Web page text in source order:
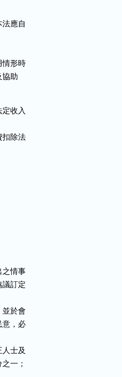
應自
情形時
協助
收入
扣除法
之情事
議訂定
並於會
意，必
士及
一；